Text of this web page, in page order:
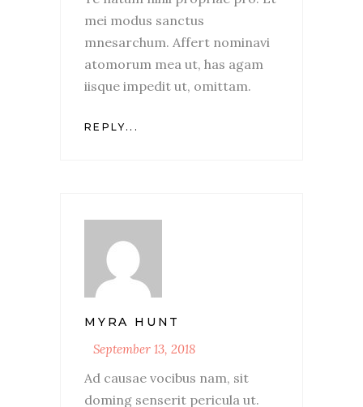
mei modus sanctus
mnesarchum. Affert nominavi
atomorum mea ut, has agam
iisque impedit ut, omittam.
REPLY...
MYRA HUNT
September 13, 2018
Ad causae vocibus nam, sit
doming senserit pericula ut.